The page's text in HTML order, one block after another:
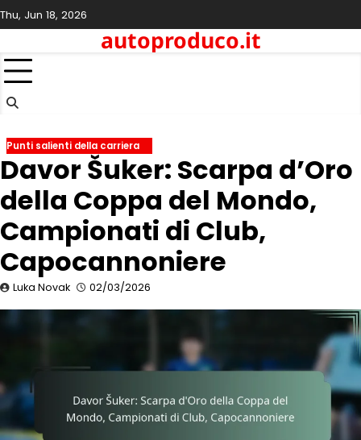
Skip
to
Thu, Jun 18, 2026
autoproduco.it
Punti salienti della carriera
Davor Šuker: Scarpa d’Oro
della Coppa del Mondo,
Campionati di Club,
Capocannoniere
Luka Novak 02/03/2026